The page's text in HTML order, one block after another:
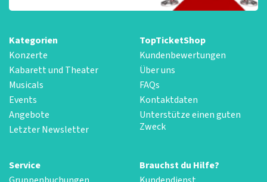
Kategorien
Konzerte
Kabarett und Theater
Musicals
Events
Angebote
Letzter Newsletter
TopTicketShop
Kundenbewertungen
Über uns
FAQs
Kontaktdaten
Unterstütze einen guten
Zweck
Service
Brauchst du Hilfe?